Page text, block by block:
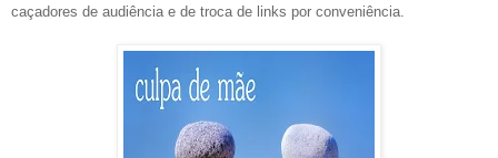
caçadores de audiência e de troca de links por conveniência.